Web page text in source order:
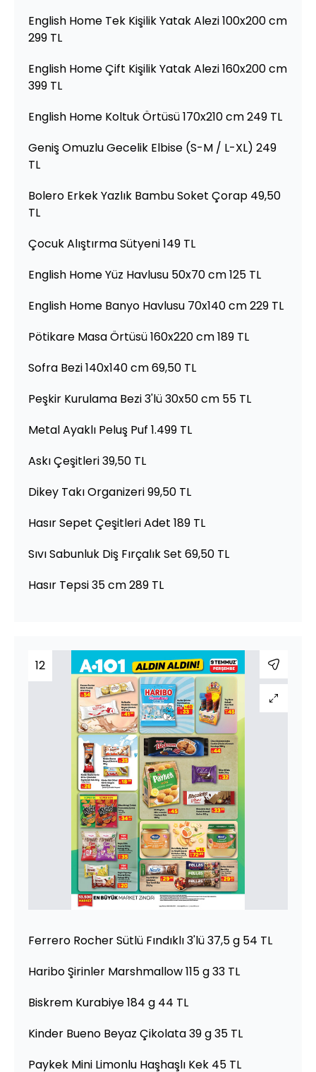
English Home Tek Kişilik Yatak Alezi 100x200 cm
299 TL
English Home Çift Kişilik Yatak Alezi 160x200 cm
399 TL
English Home Koltuk Örtüsü 170x210 cm 249 TL
Geniş Omuzlu Gecelik Elbise (S-M / L-XL) 249
TL
Bolero Erkek Yazlık Bambu Soket Çorap 49,50
TL
Çocuk Alıştırma Sütyeni 149 TL
English Home Yüz Havlusu 50x70 cm 125 TL
English Home Banyo Havlusu 70x140 cm 229 TL
Pötikare Masa Örtüsü 160x220 cm 189 TL
Sofra Bezi 140x140 cm 69,50 TL
Peşkir Kurulama Bezi 3'lü 30x50 cm 55 TL
Metal Ayaklı Peluş Puf 1.499 TL
Askı Çeşitleri 39,50 TL
Dikey Takı Organizeri 99,50 TL
Hasır Sepet Çeşitleri Adet 189 TL
Sıvı Sabunluk Diş Fırçalık Set 69,50 TL
Hasır Tepsi 35 cm 289 TL
12
Ferrero Rocher Sütlü Fındıklı 3'lü 37,5 g 54 TL
Haribo Şirinler Marshmallow 115 g 33 TL
Biskrem Kurabiye 184 g 44 TL
Kinder Bueno Beyaz Çikolata 39 g 35 TL
Paykek Mini Limonlu Haşhaşlı Kek 45 TL